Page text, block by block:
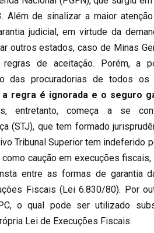
Além de sinalizar a maior
judicial, em virtude da
outros estados, caso de Minas
de aceitação. Porém, a
das procuradorias de todos os
regra é ignorada e o seguro
entretanto, começa a se
(STJ), que tem formado
Tribunal Superior tem indeferido
caução em execuções
entre as formas de garantia
Fiscais (Lei 6.830/80). Por
o qual pode ser utilizado
Lei de Execuções Fiscais.